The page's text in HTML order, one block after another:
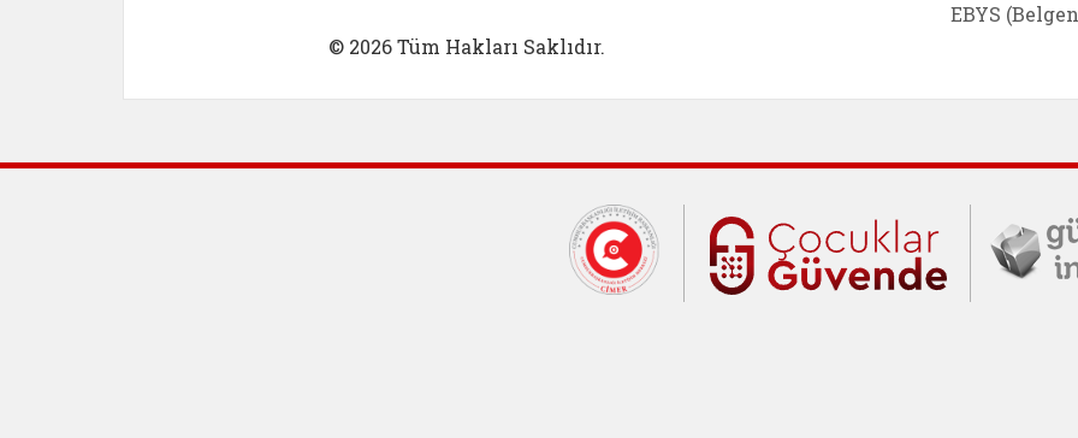
© 2026 Tüm Hakları Saklıdır.
EBYS
Cumhurbaşkanlığı İletişim Merkezi
Çocuklar